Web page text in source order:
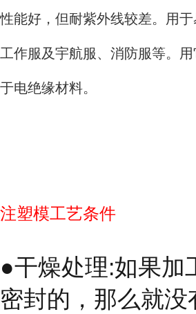
性能好，但耐紫外线较差。用
工作服及宇航服、消防服等。
于电绝缘材料。
注塑模工艺条件
●干燥处理:如果加
密封的，那么就没